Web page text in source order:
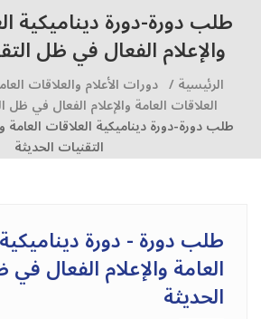
طلب دورة-دورة ديناميكية
والإعلام الفعال في ظل
الرئيسية / دورات الأعلام والعلاقات
العلاقات العامة والإعلام الفعال في ظل
طلب دورة-دورة ديناميكية العلاقات
التقنيات الحديثة
طلب دورة - دورة
العامة والإعلام الفعال
الحديثة